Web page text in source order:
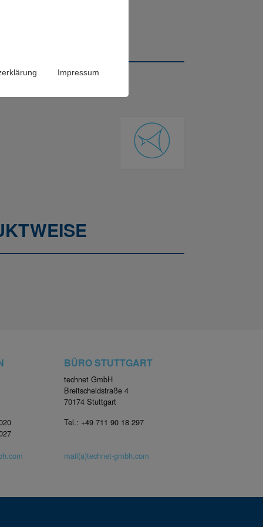
Impressum
BÜRO STUTTGART
technet GmbH
Breitscheidstraße 4
70174 Stuttgart
Tel.: +49 711 90 18 297
mail(a)technet-gmbh.com